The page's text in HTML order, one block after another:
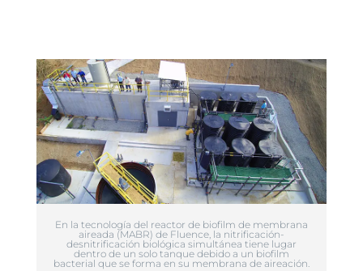
En la tecnología del reactor de biofilm de membrana
aireada (MABR) de Fluence, la nitrificación-
desnitrificación biológica simultánea tiene lugar
dentro de un solo tanque debido a un biofilm
bacterial que se forma en su membrana de aireación.